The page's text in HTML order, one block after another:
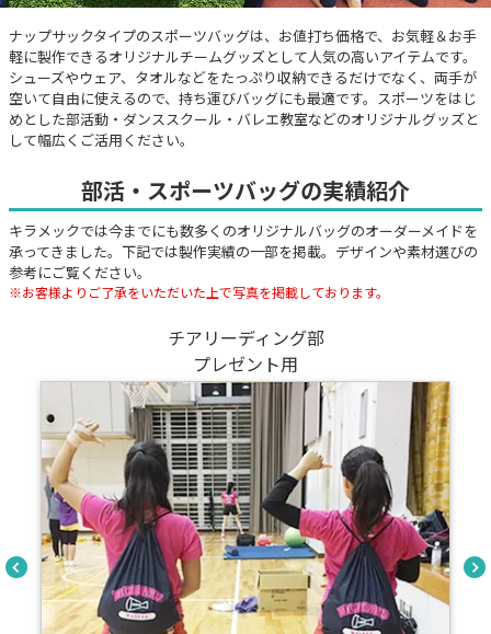
ナップサックタイプのスポーツバッグは、お値打ち価格で、お気軽＆お手
軽に製作できるオリジナルチームグッズとして人気の高いアイテムです。
シューズやウェア、タオルなどをたっぷり収納できるだけでなく、両手が
空いて自由に使えるので、持ち運びバッグにも最適です。スポーツをはじ
めとした部活動・ダンススクール・バレエ教室などのオリジナルグッズと
して幅広くご活用ください。
部活・スポーツバッグの実績紹介
キラメックでは今までにも数多くのオリジナルバッグのオーダーメイドを
承ってきました。下記では製作実績の一部を掲載。デザインや素材選びの
参考にご覧ください。
※お客様よりご了承をいただいた上で写真を掲載しております。
バスケットチームの
オリジナルアイテム用